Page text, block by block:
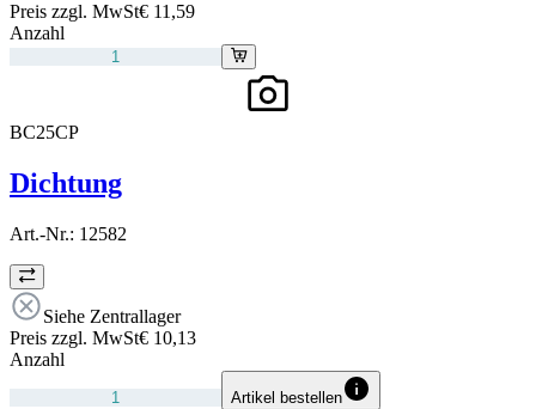
Preis zzgl. MwSt€ 11,59
Anzahl
BC25CP
Dichtung
Art.-Nr.: 12582
Siehe Zentrallager
Preis zzgl. MwSt€ 10,13
Anzahl
Artikel bestellen